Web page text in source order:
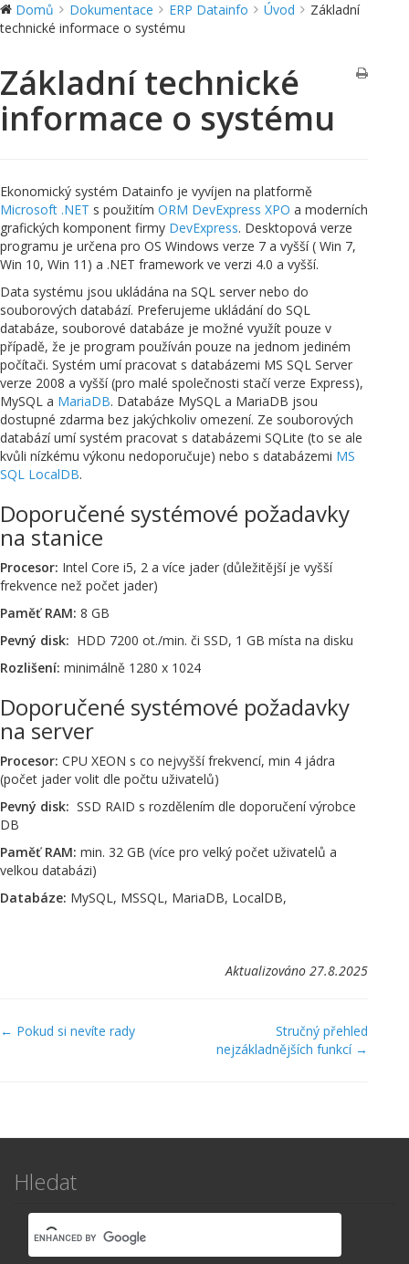
Domů
Dokumentace ERP Datainfo Úvod
Základní
technické informace o systému
Základní technické
informace o systému
Ekonomický systém Datainfo je vyvíjen na platformě
Microsoft .NET s použitím ORM DevExpress XPO a moderních
grafických komponent firmy DevExpress. Desktopová verze
programu je určena pro OS Windows verze 7 a vyšší ( Win 7,
Win 10, Win 11) a .NET framework ve verzi 4.0 a vyšší.
Data systému jsou ukládána na SQL server nebo do
souborových databází. Preferujeme ukládání do SQL
databáze, souborové databáze je možné využít pouze v
případě, že je program používán pouze na jednom jediném
počítači. Systém umí pracovat s databázemi MS SQL Server
verze 2008 a vyšší (pro malé společnosti stačí verze Express),
MySQL a MariaDB. Databáze MySQL a MariaDB jsou
dostupné zdarma bez jakýchkoliv omezení. Ze souborových
databází umí systém pracovat s databázemi SQLite (to se ale
kvůli nízkému výkonu nedoporučuje) nebo s databázemi MS
SQL LocalDB.
Doporučené systémové požadavky
na stanice
Procesor: Intel Core i5, 2 a více jader (důležitější je vyšší
frekvence než počet jader)
Paměť RAM: 8 GB
Pevný disk: HDD 7200 ot./min. či SSD, 1 GB místa na disku
Rozlišení: minimálně 1280 x 1024
Doporučené systémové požadavky
na server
Procesor: CPU XEON s co nejvyšší frekvencí, min 4 jádra
(počet jader volit dle počtu uživatelů)
Pevný disk: SSD RAID s rozdělením dle doporučení výrobce
DB
Paměť RAM: min. 32 GB (více pro velký počet uživatelů a
velkou databázi)
Databáze: MySQL, MSSQL, MariaDB, LocalDB,
Aktualizováno 27.8.2025
Navigace
← Pokud si nevíte rady
Stručný přehled
nejzákladnějších funkcí →
Hledat